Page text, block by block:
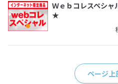
Ｗｅｂコレスペシ
★
ページ上